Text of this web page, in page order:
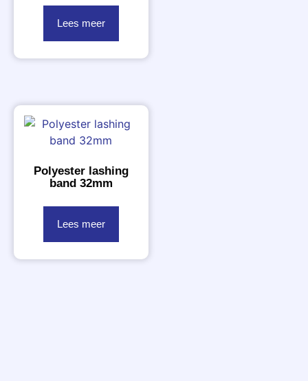
Lees meer
Polyester lashing
band 32mm
Lees meer